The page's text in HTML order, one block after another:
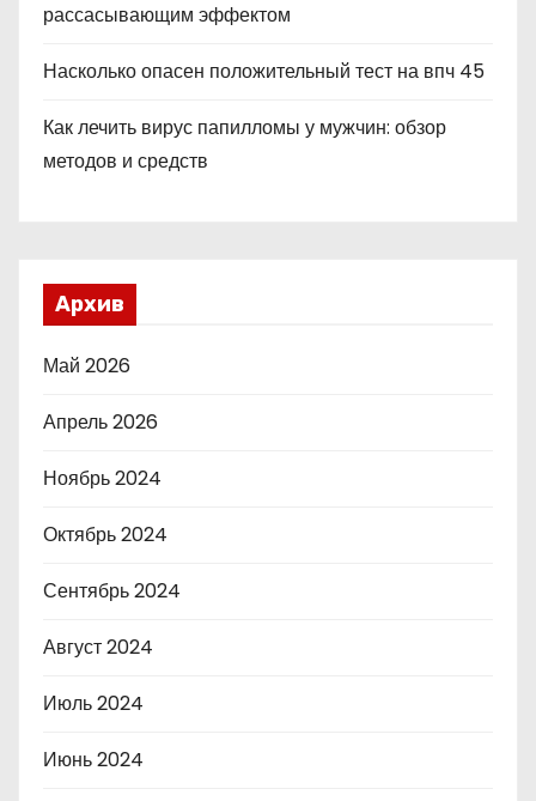
рассасывающим эффектом
Насколько опасен положительный тест на впч 45
Как лечить вирус папилломы у мужчин: обзор
методов и средств
Архив
Май 2026
Апрель 2026
Ноябрь 2024
Октябрь 2024
Сентябрь 2024
Август 2024
Июль 2024
Июнь 2024